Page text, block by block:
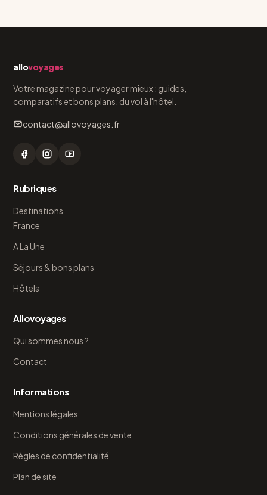
allovoyages
Votre magazine pour voyager mieux : guides,
comparatifs et bons plans, du vol à l'hôtel.
contact@allovoyages.fr
Rubriques
Destinations
France
A La Une
Séjours & bons plans
Hôtels
Allovoyages
Qui sommes nous ?
Contact
Informations
Mentions légales
Conditions générales de vente
Règles de confidentialité
Plan de site